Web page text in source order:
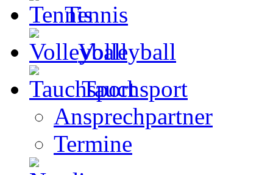
Tennis
Volleyball
Tauchsport
Ansprechpartner
Termine